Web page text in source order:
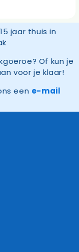
Of kun je
voor je klaar!
een e-mail